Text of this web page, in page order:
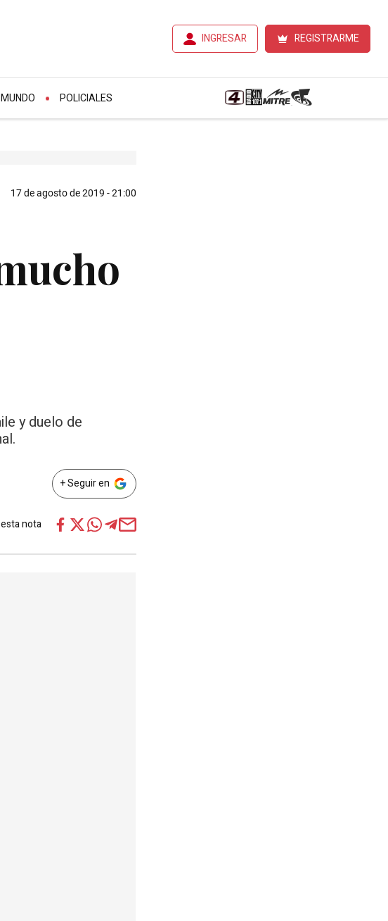
INGRESAR REGISTRARME
MUNDO
POLICIALES
17 de agosto de 2019 - 21:00
y duelo de
+ Seguir en
nota